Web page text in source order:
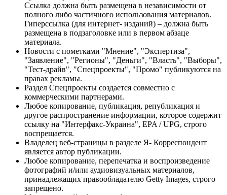
Ссылка должна быть размещена в независимости от
полного либо частичного использования материалов.
Гиперссылка (для интернет- изданий) – должна быть
размещена в подзаголовке или в первом абзаце
материала.
Новости с пометками "Мнение", "Экспертиза",
"Заявление", "Регионы", "Деньги", "Власть", "Выборы",
"Тест-драйв", "Спецпроекты", "Промо" публикуются на
правах рекламы.
Раздел Спецпроекты создается совместно с
коммерческими партнерами.
Любое копирование, публикация, републикация и
другое распространение информации, которое содержит
ссылку на "Интерфакс-Украина", EPA / UPG, строго
воспрещается.
Владелец веб-страницы в разделе Я- Корреспондент
является автор публикации.
Любое копирование, перепечатка и воспроизведение
фотографий и/или аудиовизуальных материалов,
принадлежащих правообладателю Getty Images, строго
запрещено.